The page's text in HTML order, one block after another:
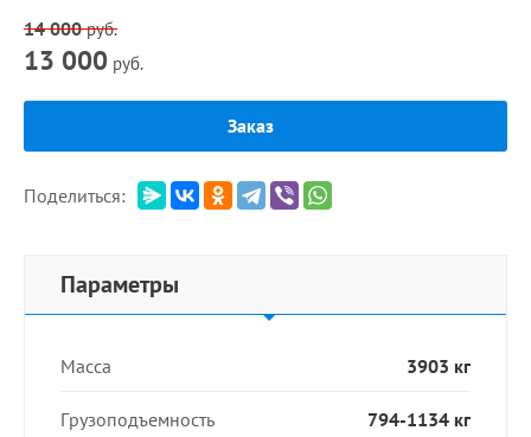
14 000руб.
13 000 руб.
Заказ
Поделиться:
Параметры
Масса 3903 кг
Грузоподъемность 794-1134 кг